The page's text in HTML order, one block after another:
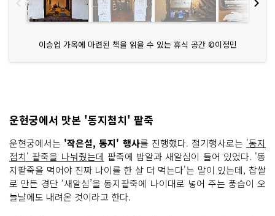
이승업 가옥에 마련된 책을 읽을 수 있는 휴식 공간 ©이정민
운현궁에서 맛본 '동지첨치' 팥죽
운현궁에서는 '작은설, 동지' 행사를 진행했다. 절기행사로는 '동지
첨치' 팥죽을 나눠줬는데 팥죽에 밥알과 새알심이 들어 있었다. '동
지팥죽을 먹어야 진짜 나이를 한 살 더 먹는다'는 말이 있는데, 찹쌀
로 만든 경단 ‘새알심’을 동지팥죽에 나이대로 넣어 주는 풍습이 오
늘날에도 내려온 것이라고 한다.